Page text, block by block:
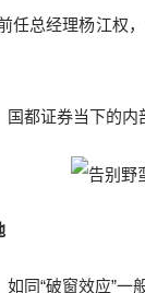
任总经理杨江权
都证券当下的内
同“破窗效应”一般